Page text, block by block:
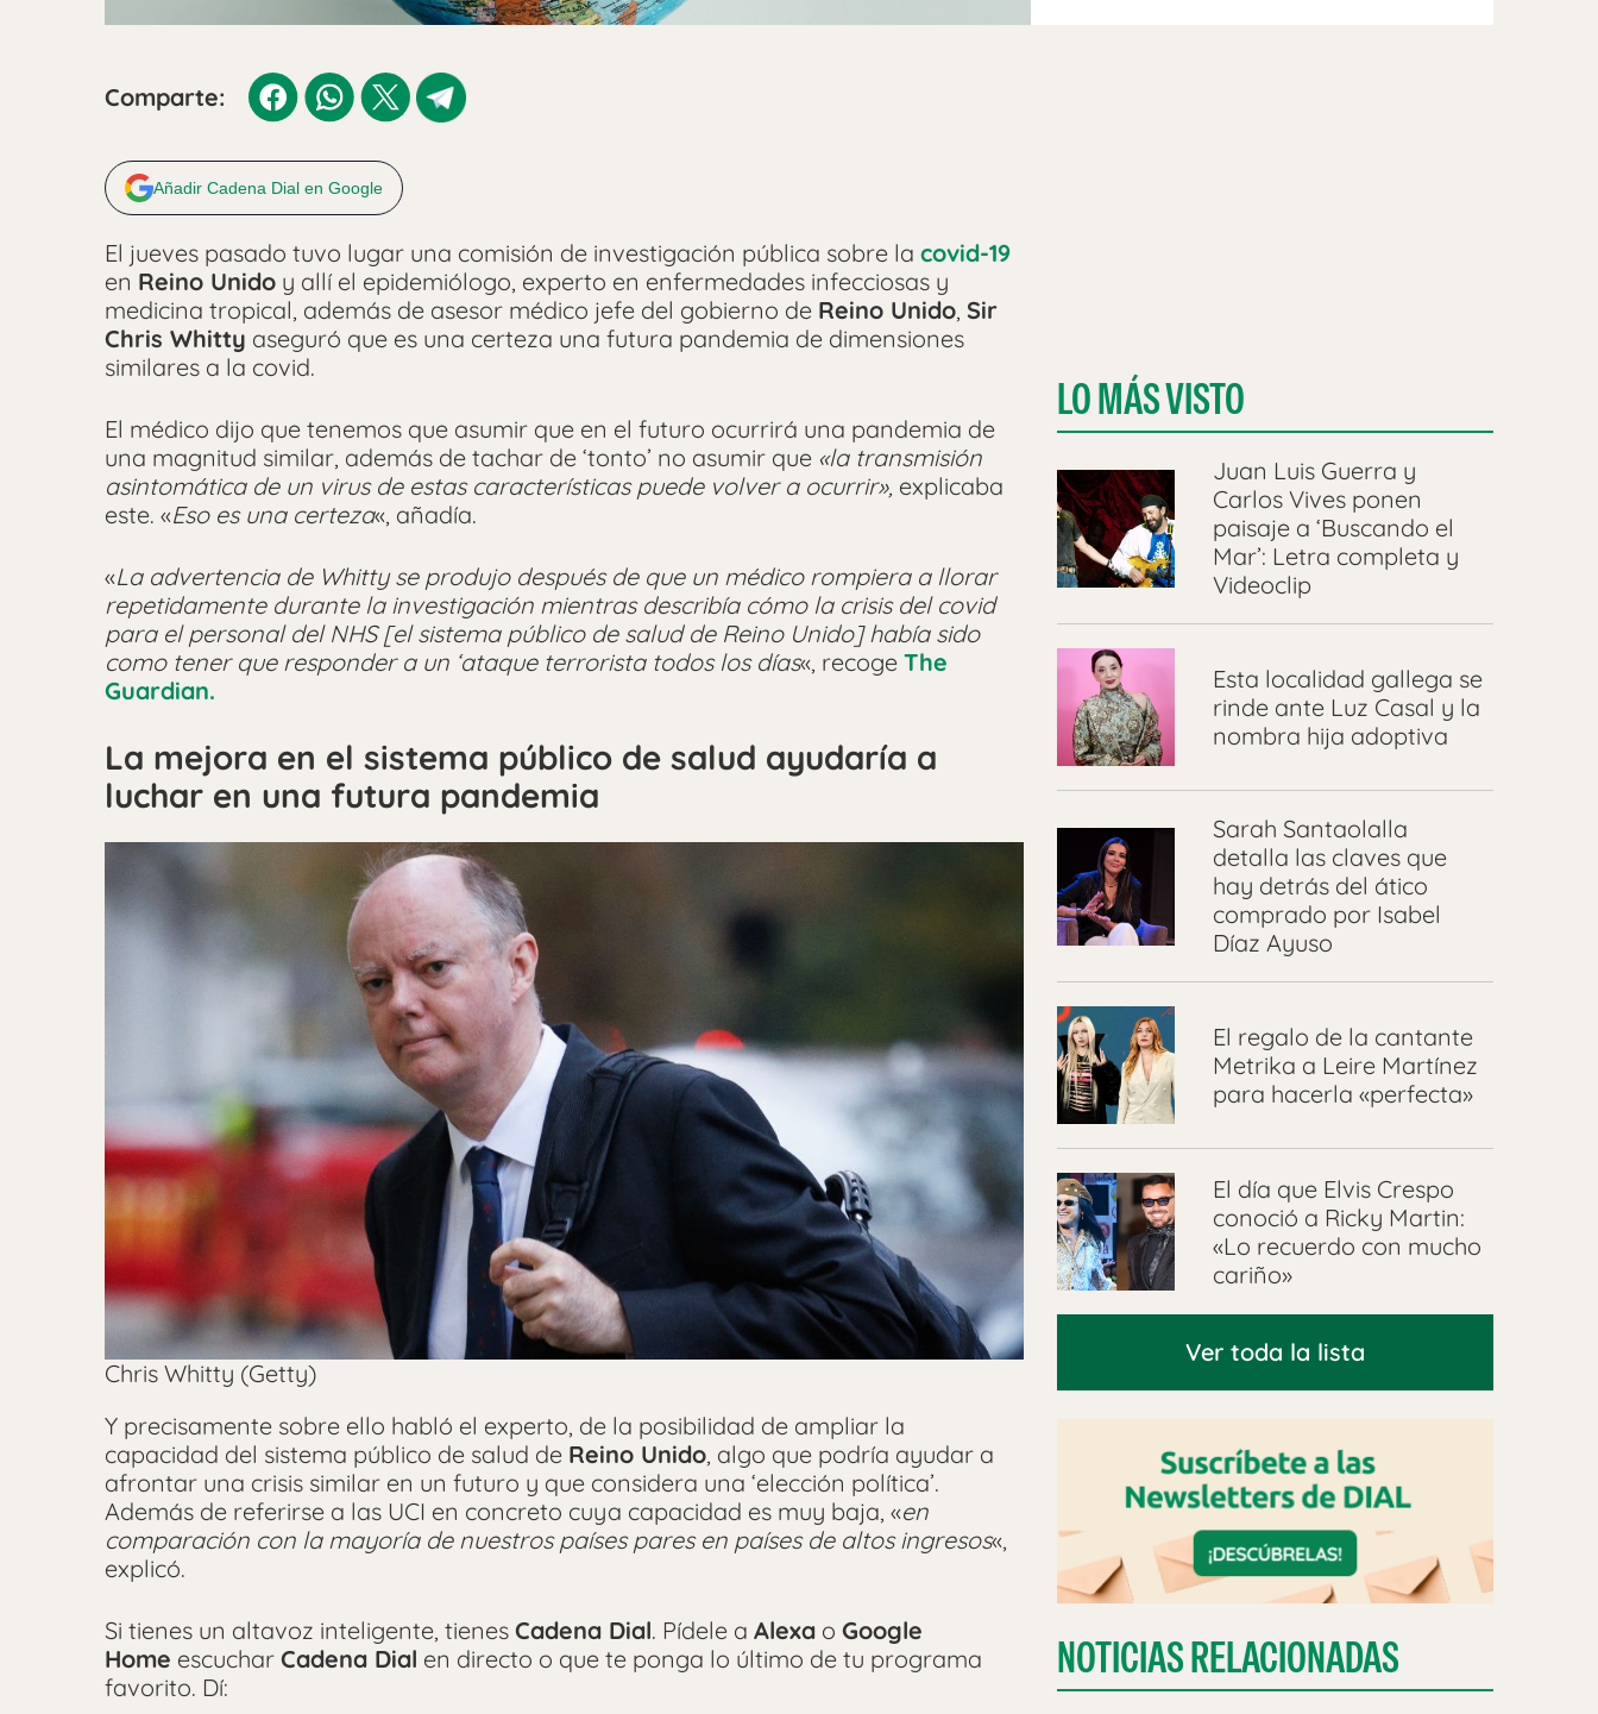
Comparte:
Añadir Cadena Dial en Google
El jueves pasado tuvo lugar una comisión de investigación pública sobre la covid-19
en Reino Unido y allí el epidemiólogo, experto en enfermedades infecciosas y
medicina tropical, además de asesor médico jefe del gobierno de Reino Unido, Sir
Chris Whitty aseguró que es una certeza una futura pandemia de dimensiones
similares a la covid.
El médico dijo que tenemos que asumir que en el futuro ocurrirá una pandemia de
una magnitud similar, además de tachar de ‘tonto’ no asumir que «la transmisión
asintomática de un virus de estas características puede volver a ocurrir», explicaba
este. «Eso es una certeza«, añadía.
«La advertencia de Whitty se produjo después de que un médico rompiera a llorar
repetidamente durante la investigación mientras describía cómo la crisis del covid
para el personal del NHS [el sistema público de salud de Reino Unido] había sido
como tener que responder a un ‘ataque terrorista todos los días«, recoge The
Guardian.
La mejora en el sistema público de salud ayudaría a
luchar en una futura pandemia
Chris Whitty (Getty)
Y precisamente sobre ello habló el experto, de la posibilidad de ampliar la
capacidad del sistema público de salud de Reino Unido, algo que podría ayudar a
afrontar una crisis similar en un futuro y que considera una ‘elección política’.
Además de referirse a las UCI en concreto cuya capacidad es muy baja, «en
comparación con la mayoría de nuestros países pares en países de altos ingresos«,
explicó.
Si tienes un altavoz inteligente, tienes Cadena Dial. Pídele a Alexa o Google
Home escuchar Cadena Dial en directo o que te ponga lo último de tu programa
favorito. Dí:
LO MÁS VISTO
Juan Luis Guerra y
Carlos Vives ponen
paisaje a ‘Buscando el
Mar’: Letra completa y
Videoclip
Esta localidad gallega se
rinde ante Luz Casal y la
nombra hija adoptiva
Sarah Santaolalla
detalla las claves que
hay detrás del ático
comprado por Isabel
Díaz Ayuso
El regalo de la cantante
Metrika a Leire Martínez
para hacerla «perfecta»
El día que Elvis Crespo
conoció a Ricky Martin:
«Lo recuerdo con mucho
cariño»
Ver toda la lista
NOTICIAS RELACIONADAS